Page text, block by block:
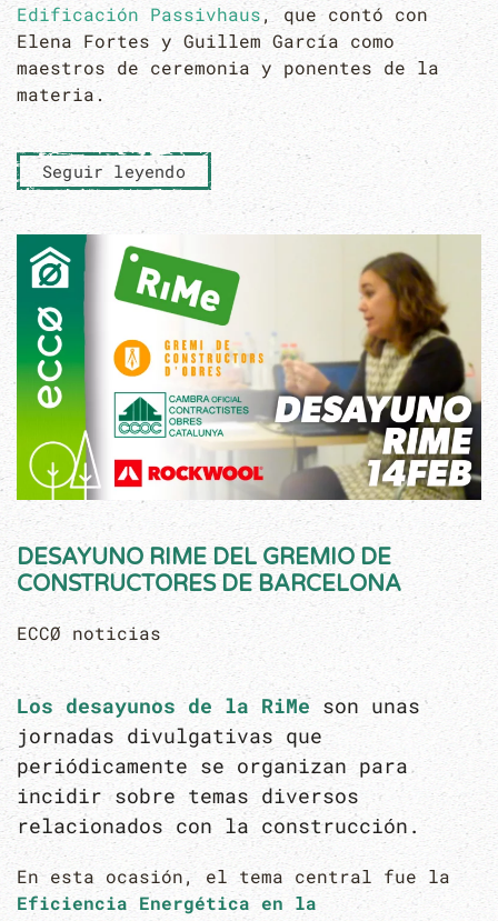
Edificación Passivhaus, que contó con
Elena Fortes y Guillem García como
maestros de ceremonia y ponentes de la
materia.
Seguir leyendo
DESAYUNO RIME DEL GREMIO DE
CONSTRUCTORES DE BARCELONA
ECCØ noticias
Los desayunos de la RiMeson unas
jornadas divulgativas que
periódicamente se organizan para
incidir sobre temas diversos
relacionados con la construcción.
En esta ocasión, el tema central fue la
Eficiencia Energética en la